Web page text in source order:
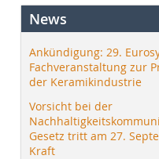
News
Ankündigung: 29.
Fachveranstaltung zur
der Keramikindustrie
Vorsicht bei der
Gesetz tritt am 27.
Kraft